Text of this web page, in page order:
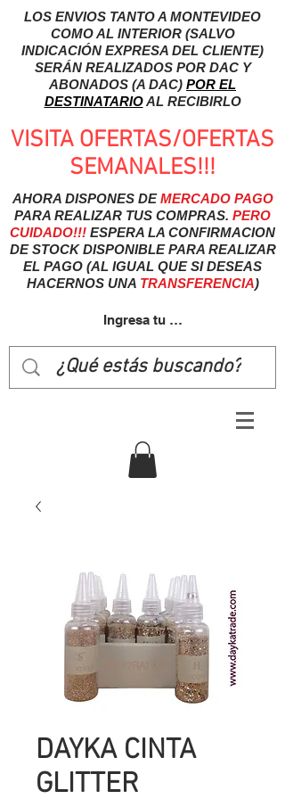
LOS ENVIOS TANTO A MONTEVIDEO
COMO AL INTERIOR (SALVO
INDICACIÓN EXPRESA DEL CLIENTE)
SERÁN REALIZADOS POR DAC Y
ABONADOS (A DAC) POR EL
DESTINATARIOAL RECIBIRLO
VISITA OFERTAS/OFERTAS
SEMANALES!!!
AHORA DISPONES DEMERCADO PAGO
PARA REALIZAR TUS COMPRAS. PERO
CUIDADO!!! ESPERA LA CONFIRMACION
DE STOCK DISPONIBLE PARA REALIZAR
EL PAGO (AL IGUAL QUE SI DESEAS
HACERNOS UNA TRANSFERENCIA)
Ingresa tu usuairo
DAYKA CINTA
GLITTER